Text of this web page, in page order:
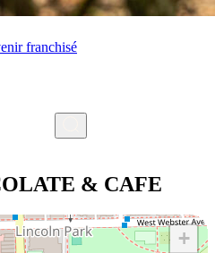
franchisé
& CAFE
+